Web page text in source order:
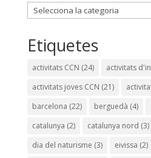
Categories
Etiquetes
activitats CCN (24) activitats
activitats joves CCN (21)
barcelona (22) berguedà (4)
catalunya (2) catalunya nord (3)
dia del naturisme (3) eivissa (2)